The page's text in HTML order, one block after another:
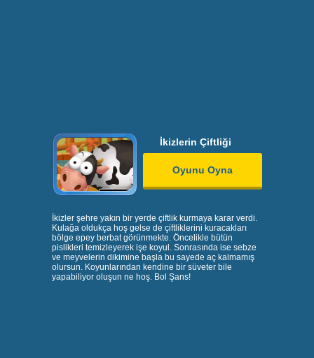
İkizlerin Çiftliği
Oyunu Oyna
İkizler şehre yakın bir yerde çiftlik kurmaya karar verdi.
Kulağa oldukça hoş gelse de çiftliklerini kuracakları
bölge epey berbat görünmekte. Öncelikle bütün
pislikleri temizleyerek işe koyul. Sonrasında ise sebze
ve meyvelerin dikimine başla bu sayede aç kalmamış
olursun. Koyunlarından kendine bir süveter bile
yapabiliyor oluşun ne hoş. Bol Şans!